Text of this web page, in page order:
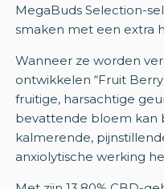
MegaBuds Selection-
smaken met een extra
Wanneer ze worden
ontwikkelen “Fruit
fruitige, harsachtige
bevattende bloem kan
kalmerende,
anxiolytische werking